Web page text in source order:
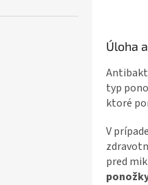
Úloha
typ
ktoré
V
pred